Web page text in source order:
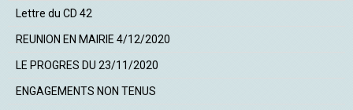
Lettre du CD 42
REUNION EN MAIRIE 4/12/2020
LE PROGRES DU 23/11/2020
ENGAGEMENTS NON TENUS